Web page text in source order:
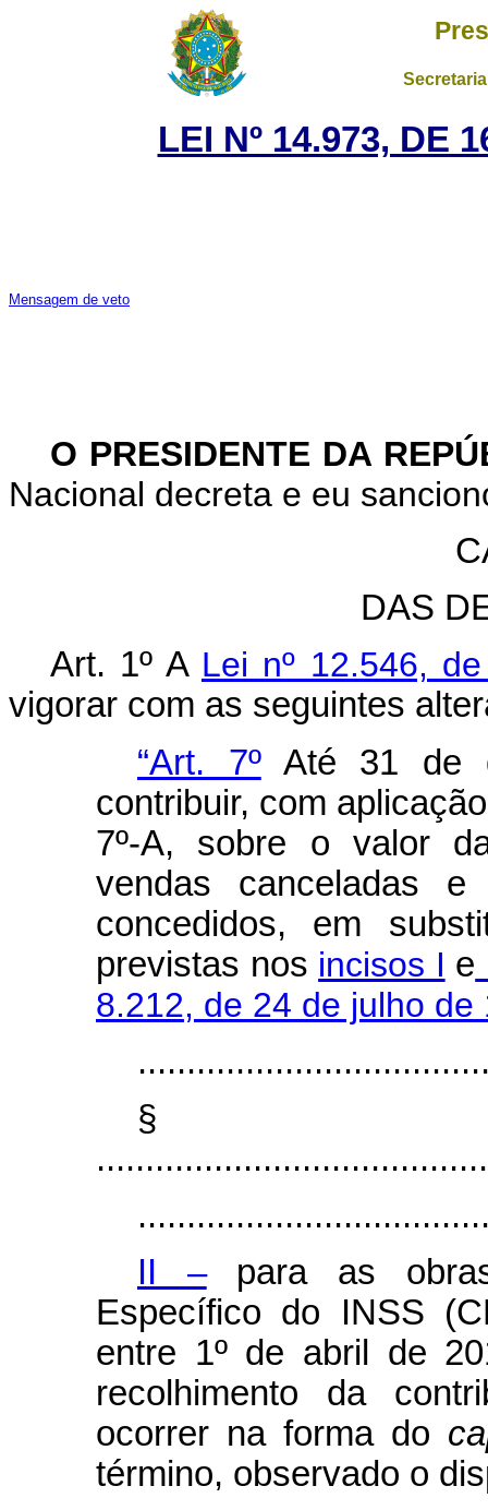
LEI Nº 14.973, DE
Mensagem de veto
O PRESIDENTE DA
Nacional decreta e eu
DAS
Art. 1º A Lei nº 12.546,
vigorar com as seguintes
“Art. 7ºAté 31 de
contribuir, com
7º-A, sobre o valor
vendas canceladas e
concedidos, em
previstas nos incisos I e
8.212, de 24 de julho de
§
II –para as obras
Específico do INSS
entre 1º de abril de
recolhimento da
ocorrer na forma do
término, observado o